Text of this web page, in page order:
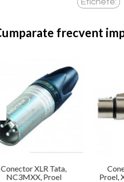
frecvent
Conector XLR Tata,
NC3MXX, Proel
Proel,